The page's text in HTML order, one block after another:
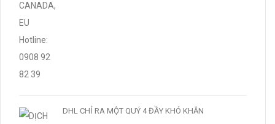
DHL CHỈ RA MỘT QUÝ 4 ĐẦY KHÓ KHĂN